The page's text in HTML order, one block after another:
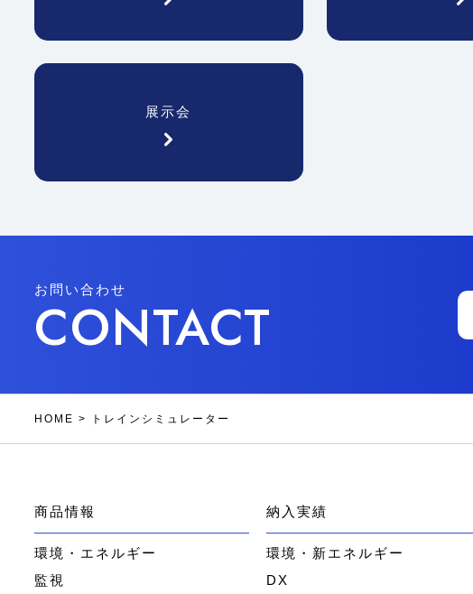
展示会
お問い合わせ
CONTACT
HOME > トレインシミュレーター
商品情報
環境・エネルギー
監視
納入実績
環境・新エネルギー
DX